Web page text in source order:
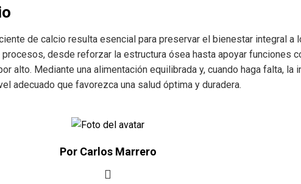
de calcio resulta esencial para preservar el bienestar integral a
desde reforzar la estructura ósea hasta apoyar funciones
alto. Mediante una alimentación equilibrada y, cuando haga falta, la
adecuado que favorezca una salud óptima y duradera.
Por Carlos Marrero